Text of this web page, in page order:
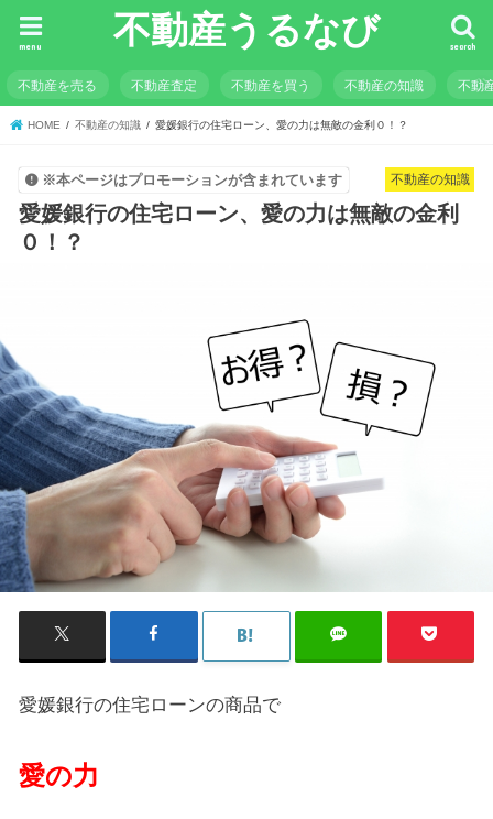
不動産うるなび search
menu
不動産を売る 不動産査定 不動産を買う 不動産の知識 不動
HOME 不動産の知識 愛媛銀行の住宅ローン、愛の力は無敵の金利０！？
不動産の知識
※本ページはプロモーションが含まれています
愛媛銀行の住宅ローン、愛の力は無敵の金利
０！？
愛媛銀行の住宅ローンの商品で
愛の力